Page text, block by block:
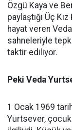
Özgü Kaya ve
paylaştığı Üç
hayat veren
sahneleriyle
taktir ediliyor.
Peki Veda
1 Ocak 1969
Yurtsever,